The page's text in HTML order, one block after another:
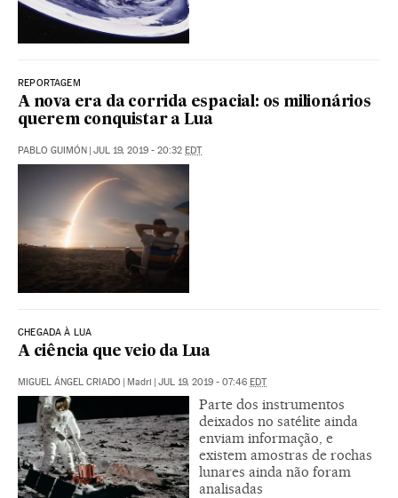
REPORTAGEM
A nova era da corrida espacial: os milionários
querem conquistar a Lua
PABLO GUIMÓN | JUL 19, 2019 - 20:32 EDT
CHEGADA À LUA
A ciência que veio da Lua
MIGUEL ÁNGEL CRIADO | Madri | JUL 19, 2019 - 07:46 EDT
Parte dos instrumentos
deixados no satélite ainda
enviam informação, e
existem amostras de rochas
lunares ainda não foram
analisadas